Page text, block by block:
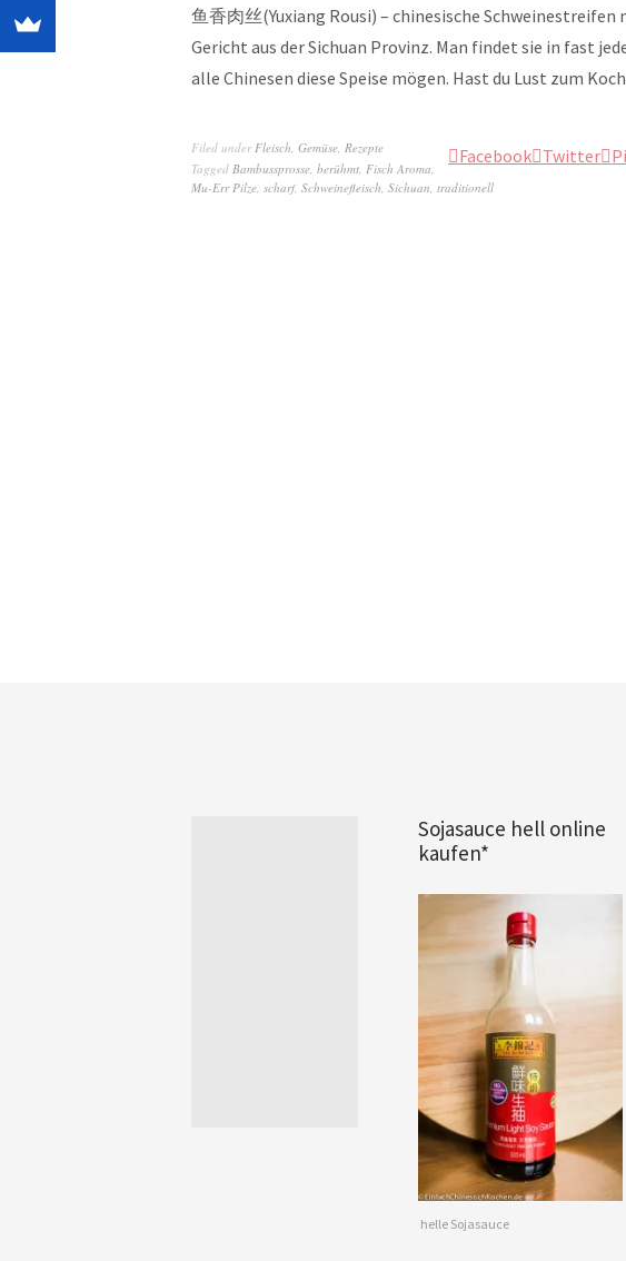
鱼香肉丝(Yuxiang Rousi) – chinesische
Gericht aus der Sichuan Provinz. Man findet sie in fast
alle Chinesen diese Speise mögen. Hast du Lust zum
Facebook Twitter
Filed underFleisch, Gemüse, Rezepte
Tagged Bambussprosse, berühmt, Fisch Aroma,
Mu-Err Pilze, scharf, Schweinefleisch, Sichuan, traditionell
Sojasauce hell online
kaufen*
helle Sojasauce